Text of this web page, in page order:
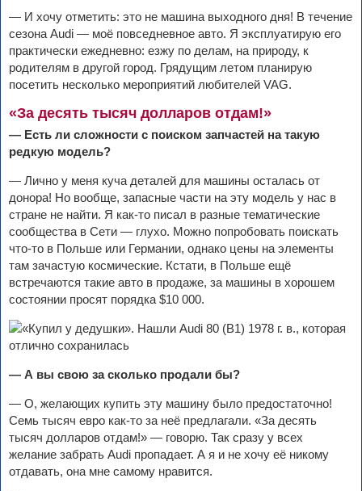
— И хочу отметить: это не машина выходного дня! В течение
сезона Audi — моё повседневное авто. Я эксплуатирую его
практически ежедневно: езжу по делам, на природу, к
родителям в другой город. Грядущим летом планирую
посетить несколько мероприятий любителей VAG.
«За десять тысяч долларов отдам!»
— Есть ли сложности с поиском запчастей на такую
редкую модель?
— Лично у меня куча деталей для машины осталась от
донора! Но вообще, запасные части на эту модель у нас в
стране не найти. Я как-то писал в разные тематические
сообщества в Сети — глухо. Можно попробовать поискать
что-то в Польше или Германии, однако цены на элементы
там зачастую космические. Кстати, в Польше ещё
встречаются такие авто в продаже, за машины в хорошем
состоянии просят порядка $10 000.
— А вы свою за сколько продали бы?
— О, желающих купить эту машину было предостаточно!
Семь тысяч евро как-то за неё предлагали. «За десять
тысяч долларов отдам!» — говорю. Так сразу у всех
желание забрать Audi пропадает. А я и не хочу её никому
отдавать, она мне самому нравится.